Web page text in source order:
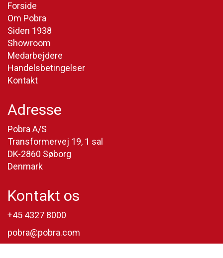
Forside
Om Pobra
Siden 1938
Showroom
Medarbejdere
Handelsbetingelser
Kontakt
Adresse
Pobra A/S
Transformervej 19, 1 sal
DK-2860 Søborg
Denmark
Kontakt os
+45 4327 8000
pobra@pobra.com